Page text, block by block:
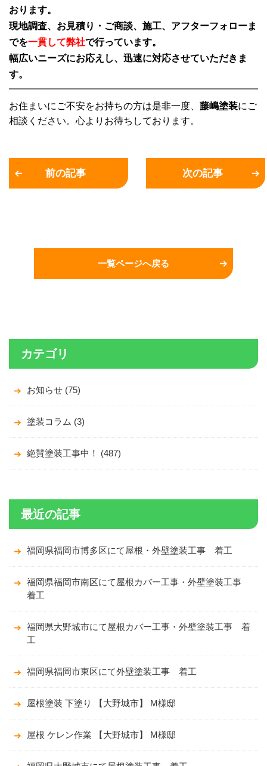
おります。
現地調査、お見積り・ご商談、施工、アフターフォローま
でを一貫して弊社で行っています。
幅広いニーズにお応えし、迅速に対応させていただきま
す。
お住まいにご不安をお持ちの方は是非一度、 藤嶋塗装にご
相談ください。心よりお待ちしております。
前の記事 次の記事
一覧ページへ戻る
カテゴリ
お知らせ (75)
塗装コラム (3)
絶賛塗装工事中！ (487)
最近の記事
福岡県福岡市博多区にて屋根・外壁塗装工事 着工
福岡県福岡市南区にて屋根カバー工事・外壁塗装工事
着工
福岡県大野城市にて屋根カバー工事・外壁塗装工事 着
工
福岡県福岡市東区にて外壁塗装工事 着工
屋根塗装 下塗り 【大野城市】 M様邸
屋根 ケレン作業 【大野城市】 M様邸